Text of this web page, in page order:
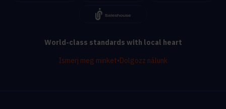
World-class standards with local heart
Ismerj meg minket•Dolgozz nálunk